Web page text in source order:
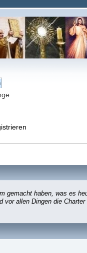
gemacht haben, was es
allen Dingen die